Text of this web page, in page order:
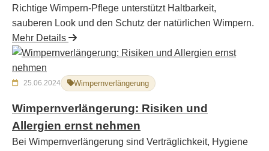
Richtige Wimpern-Pflege unterstützt Haltbarkeit,
sauberen Look und den Schutz der natürlichen Wimpern.
Mehr Details
25.06.2024 Wimpernverlängerung
Wimpernverlängerung: Risiken und
Allergien ernst nehmen
Bei Wimpernverlängerung sind Verträglichkeit, Hygiene